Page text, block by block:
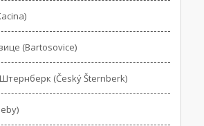
(Bartosovice)
(Český Šternberk)